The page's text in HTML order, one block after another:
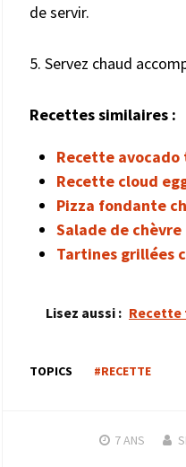
de servir.
5. Servez chaud
Recettes similaires :
Recette
Recette cloud
Pizza fondante
Salade de
Tartines grillées
Lisez aussi : Recette
TOPICS #RECETTE
7 ANS